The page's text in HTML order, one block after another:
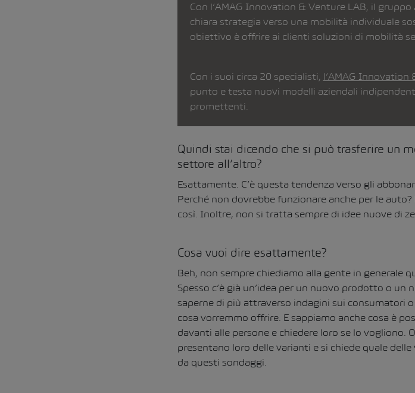
Con l’AMAG Innovation & Venture LAB, il gruppo
chiara strategia verso una mobilità individuale
obiettivo è offrire ai clienti soluzioni di mobilità
Con i suoi circa 20 specialisti, l’AMAG Innovation
punto e testa nuovi modelli aziendali
promettenti.
Quindi stai dicendo che si può trasferire un
settore all’altro?
Esattamente. C’è questa tendenza verso gli
Perché non dovrebbe funzionare anche per le
così. Inoltre, non si tratta sempre di idee nuove di
Cosa vuoi dire esattamente?
Beh, non sempre chiediamo alla gente in generale
Spesso c’è già un’idea per un nuovo prodotto o un
saperne di più attraverso indagini sui consumatori
cosa vorremmo offrire. E sappiamo anche cosa è
davanti alle persone e chiedere loro se lo vogliono.
presentano loro delle varianti e si chiede quale
da questi sondaggi.